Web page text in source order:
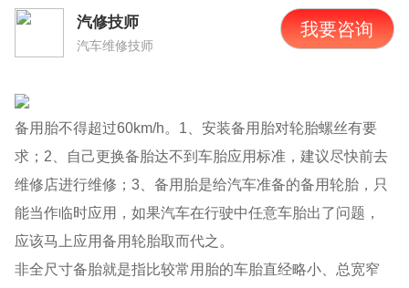
汽修技师
汽车维修技师
我要咨询
备用胎不得超过60km/h。1、安装备用胎对轮胎螺丝有要
求；2、自己更换备胎达不到车胎应用标准，建议尽快前去
维修店进行维修；3、备用胎是给汽车准备的备用轮胎，只
能当作临时应用，如果汽车在行驶中任意车胎出了问题，
应该马上应用备用轮胎取而代之。
非全尺寸备胎就是指比较常用胎的车胎直经略小、总宽窄